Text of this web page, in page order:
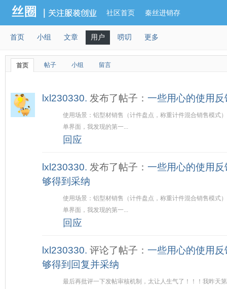
社区首页 秦丝进销存
首页 小组 文章 用户 唠叨 更多
首页 帖子 小组 留言
lxl230330. 发布了帖子： 一些用心的使用
使用场景：铝型材销售（计件盘点，称重计件混合销售模式
单界面，我发现的第一...
回应
lxl230330. 发布了帖子： 一些用心的使用
够得到采纳
使用场景：铝型材销售（计件盘点，称重计件混合销售模式
单界面，我发现的第一...
回应
lxl230330. 评论了帖子： 一些用心的使用
够得到回复并采纳
最后再批评一下发帖审核机制，太让人生气了！！！我昨天